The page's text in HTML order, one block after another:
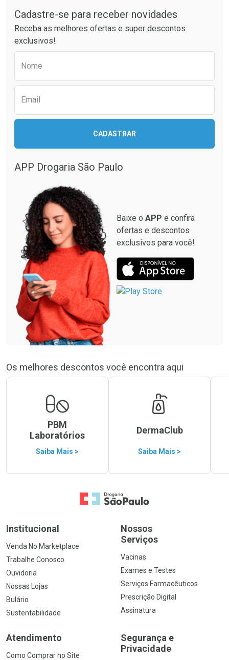
Ativar Desconto
Comprar sem Desconto
Comprar sem Desconto
Por R$ 32,33/cada
Ativar Desconto
Comprar sem Desconto
Comprar sem Desconto
Cadastre-se para receber novidades
Receba as melhores ofertas e super descontos
exclusivos!
Nome
Email
CADASTRAR
APP Drogaria São Paulo
Baixe o APP e confira
ofertas e descontos
exclusivos para você!
Os melhores descontos você encontra aqui
PBM
Laboratórios
Saiba Mais >
DermaClub
Saiba Mais >
Ir para a Home
Institucional
Venda No Marketplace
Trabalhe Conosco
Ouvidoria
Nossas Lojas
Bulário
Sustentabilidade
Nossos
Serviços
Vacinas
Exames e Testes
Serviços Farmacêuticos
Prescrição Digital
Assinatura
Atendimento
Como Comprar no Site
Segurança e
Privacidade